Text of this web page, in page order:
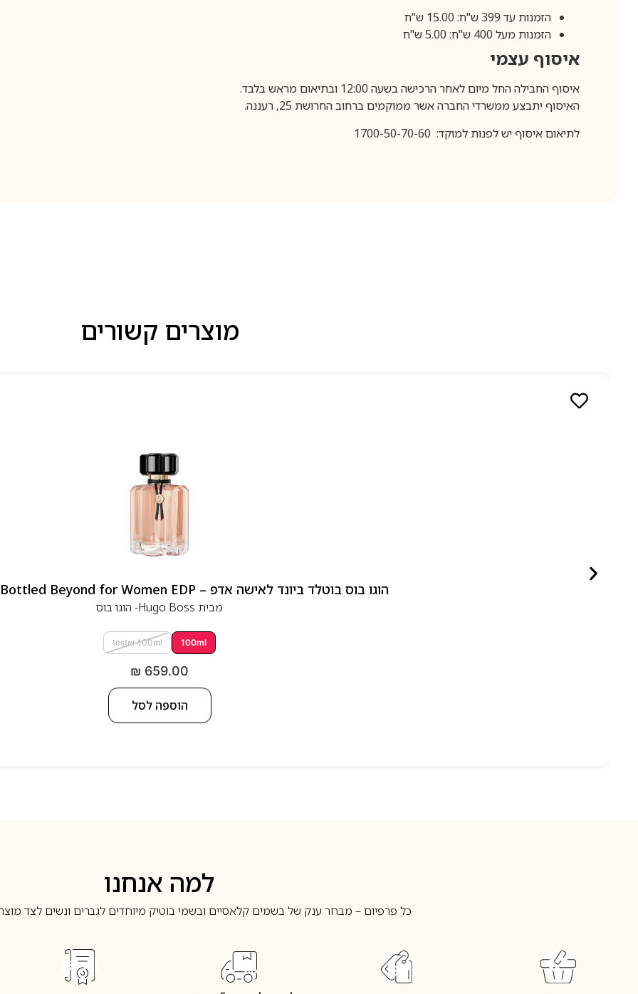
הזמנות עד 399 ש"ח: 15.00 ש"ח
הזמנות מעל 400 ש"ח: 5.00 ש"ח
איסוף עצמי
איסוף החבילה החל מיום לאחר הרכישה בשעה 12:00 ובתיאום מראש בלבד.
האיסוף יתבצע ממשרדי החברה אשר ממוקמים ברחוב החרושת 25, רעננה.
לתיאום איסוף יש לפנות למוקד: 1700-50-70-60
מוצרים קשורים
הוגו בוס בוטלד ביונד לאישה אדפ – Hugo Boss Bottled Beyond for Women EDP
מבית Hugo Boss- הוגו בוס
100ml
tester 100ml
₪ 659.00
הוספה לסל
למה אנחנו
כל פרפיום – מבחר ענק של בשמים קלאסיים ובשמי בוטיק מיוחדים לגברים ונשים לצד